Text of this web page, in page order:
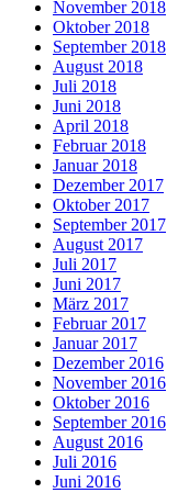
November 2018
Oktober 2018
September 2018
August 2018
Juli 2018
Juni 2018
April 2018
Februar 2018
Januar 2018
Dezember 2017
Oktober 2017
September 2017
August 2017
Juli 2017
Juni 2017
März 2017
Februar 2017
Januar 2017
Dezember 2016
November 2016
Oktober 2016
September 2016
August 2016
Juli 2016
Juni 2016